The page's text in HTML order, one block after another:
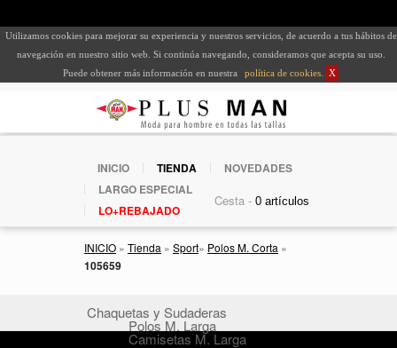
Utilizamos cookies para mejorar su experiencia y nuestros servicios, de acuerdo a tus hábitos de
navegación en nuestro sitio web. Si continúa navegando, consideramos que acepta su uso.
Puede obtener más información en nuestra
política de cookies X
INICIO TIENDA
NOVEDADES
LARGO ESPECIAL
LO+REBAJADO
Cesta -
INICIO » Tienda » Sport» Polos M. Corta »
105659
Chaquetas y Sudaderas
Polos M. Larga
Camisetas M. Larga